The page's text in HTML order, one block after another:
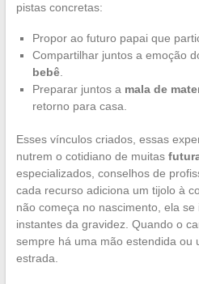
pistas concretas:
Propor ao futuro papai que
Compartilhar juntos a emoção
bebê.
Preparar juntos a mala de
retorno para casa.
Esses vínculos criados, essas
nutrem o cotidiano de muitas
especializados, conselhos de
cada recurso adiciona um tijolo à
não começa no nascimento, ela
instantes da gravidez. Quando o
sempre há uma mão estendida ou
estrada.